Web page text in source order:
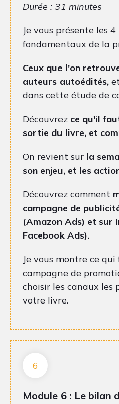
Durée : 31 minutes
Je vous présente les
fondamentaux de la
Ceux que l'on
auteurs autoédités,
dans cette étude de
Découvrez ce qu'il
sortie du livre, et
On revient sur la
son enjeu, et les
Découvrez comment
campagne de
(Amazon Ads) et sur
Facebook Ads).
Je vous montre ce
campagne de
choisir les canaux les
votre livre.
6
Module 6 : Le bilan